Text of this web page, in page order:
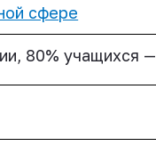
сфере
80% учащихся —